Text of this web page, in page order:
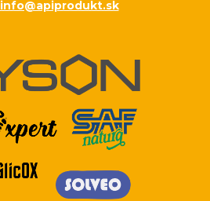
info@apiprodukt.sk